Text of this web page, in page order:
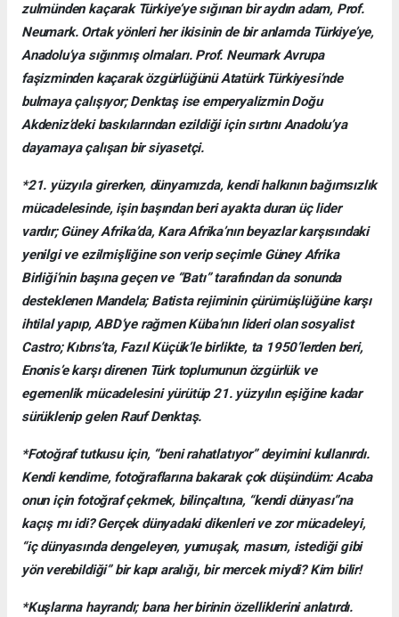
zulmünden kaçarak Türkiye’ye sığınan bir aydın adam, Prof.
Neumark. Ortak yönleri her ikisinin de bir anlamda Türkiye’ye,
Anadolu’ya sığınmış olmaları. Prof. Neumark Avrupa
faşizminden kaçarak özgürlüğünü Atatürk Türkiyesi’nde
bulmaya çalışıyor; Denktaş ise emperyalizmin Doğu
Akdeniz’deki baskılarından ezildiği için sırtını Anadolu’ya
dayamaya çalışan bir siyasetçi.
*21. yüzyıla girerken, dünyamızda, kendi halkının bağımsızlık
mücadelesinde, işin başından beri ayakta duran üç lider
vardır; Güney Afrika’da, Kara Afrika’nın beyazlar karşısındaki
yenilgi ve ezilmişliğine son verip seçimle Güney Afrika
Birliği’nin başına geçen ve “Batı” tarafından da sonunda
desteklenen Mandela; Batista rejiminin çürümüşlüğüne karşı
ihtilal yapıp, ABD’ye rağmen Küba’nın lideri olan sosyalist
Castro; Kıbrıs’ta, Fazıl Küçük’le birlikte, ta 1950’lerden beri,
Enonis’e karşı direnen Türk toplumunun özgürlük ve
egemenlik mücadelesini yürütüp 21. yüzyılın eşiğine kadar
sürüklenip gelen Rauf Denktaş.
*Fotoğraf tutkusu için, “beni rahatlatıyor” deyimini kullanırdı.
Kendi kendime, fotoğraflarına bakarak çok düşündüm: Acaba
onun için fotoğraf çekmek, bilinçaltına, “kendi dünyası”na
kaçış mı idi? Gerçek dünyadaki dikenleri ve zor mücadeleyi,
“iç dünyasında dengeleyen, yumuşak, masum, istediği gibi
yön verebildiği” bir kapı aralığı, bir mercek miydi? Kim bilir!
*Kuşlarına hayrandı; bana her birinin özelliklerini anlatırdı.